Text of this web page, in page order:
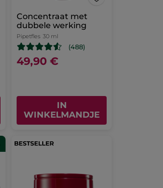
Concentraat met
dubbele werking
Pipetfles 30 ml
(488)
49,90 €
IN
WINKELMANDJE